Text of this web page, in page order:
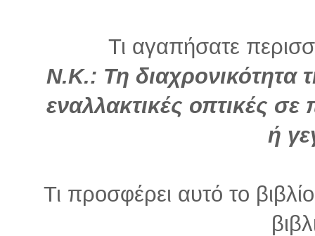
Τι αγαπήσατε
Ν.Κ.: Τη διαχρονικότητα
εναλλακτικές οπτικές
ή
Τι προσφέρει αυτό το